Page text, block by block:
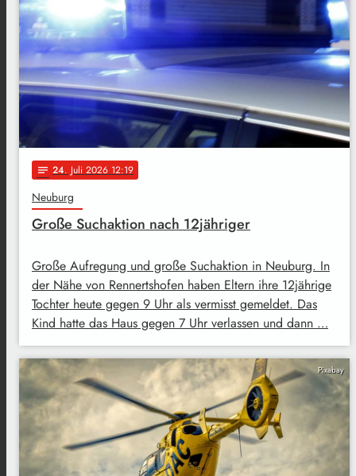
notes 24. Juli 2026 12:19
Neuburg
Große Suchaktion nach 12jähriger
Große Aufregung und große Suchaktion in Neuburg. In
der Nähe von Rennertshofen haben Eltern ihre 12jährige
Tochter heute gegen 9 Uhr als vermisst gemeldet. Das
Kind hatte das Haus gegen 7 Uhr verlassen und dann …
Pixabay